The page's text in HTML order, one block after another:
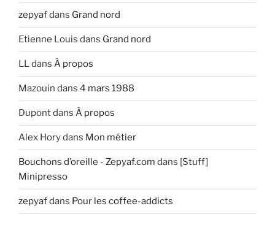
zepyafdans Grand nord
Etienne Louis dans Grand nord
LLdans À propos
Mazouin dans 4 mars 1988
Dupontdans À propos
Alex Horydans Mon métier
Bouchons d’oreille - Zepyaf.com dans [Stuff]
Minipresso
zepyafdans Pour les coffee-addicts